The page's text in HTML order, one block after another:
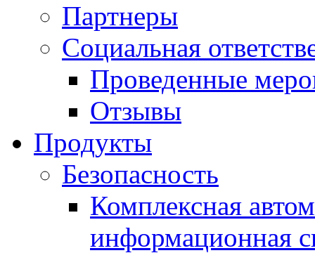
Партнеры
Социальная
Проведенные
Отзывы
Продукты
Безопасность
Комплексная
информационная